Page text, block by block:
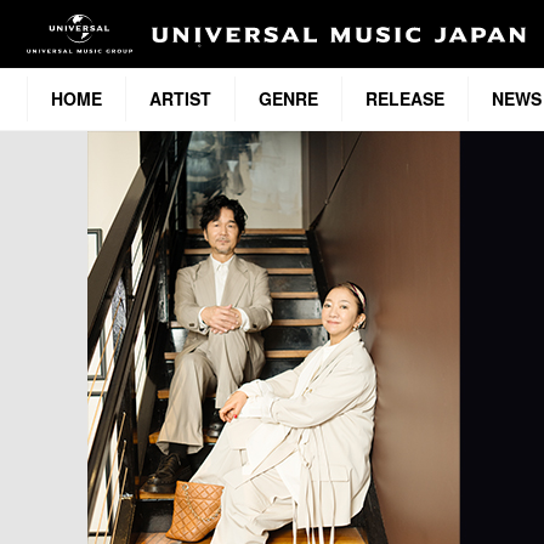
HOME ARTIST GENRE RELEASE NEWS